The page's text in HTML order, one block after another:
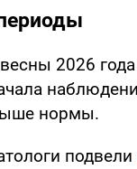
2026
нормы.
подвели